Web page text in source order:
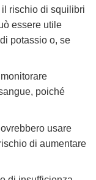
il rischio di squilibri
essere utile
potassio o, se
poiché
usare
di aumentare